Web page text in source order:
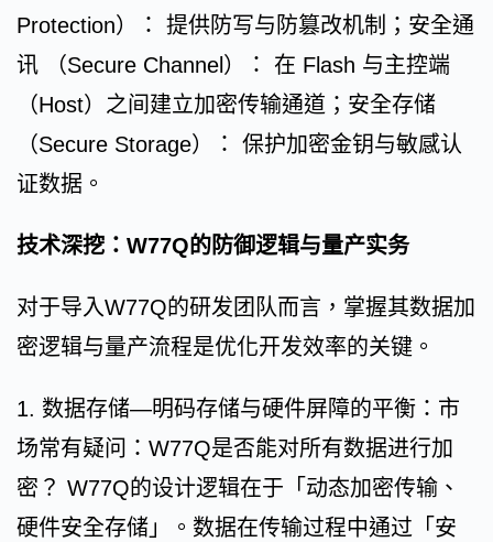
Protection）： 提供防写与防篡改机制；安全通
讯 （Secure Channel）： 在 Flash 与主控端
（Host）之间建立加密传输通道；安全存储
（Secure Storage）： 保护加密金钥与敏感认
证数据。
技术深挖：W77Q的防御逻辑与量产实务
对于导入W77Q的研发团队而言，掌握其数据加
密逻辑与量产流程是优化开发效率的关键。
1. 数据存储—明码存储与硬件屏障的平衡：市
场常有疑问：W77Q是否能对所有数据进行加
密？ W77Q的设计逻辑在于「动态加密传输、
硬件安全存储」。数据在传输过程中通过「安